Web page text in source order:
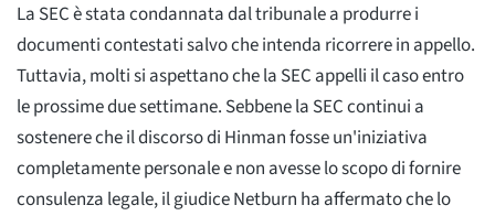
La SEC è stata condannata dal tribunale a produrre i
documenti contestati salvo che intenda ricorrere in appello.
Tuttavia, molti si aspettano che la SEC appelli il caso entro
le prossime due settimane. Sebbene la SEC continui a
sostenere che il discorso di Hinman fosse un'iniziativa
completamente personale e non avesse lo scopo di fornire
consulenza legale, il giudice Netburn ha affermato che lo